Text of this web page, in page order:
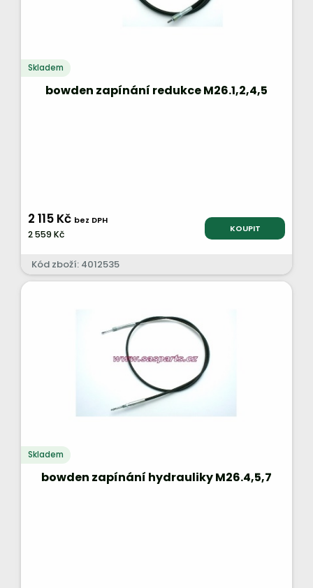
Skladem
bowden zapínání redukce M26.1,2,4,5
2 115 Kč bez DPH
2 559 Kč KOUPIT
Kód zboží: 4012535
Skladem
bowden zapínání hydrauliky M26.4,5,7